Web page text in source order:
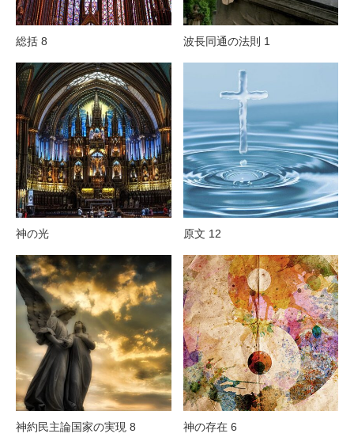
総括 8 波長同通の法則 1
神の光 原文 12
神約民主論国家の実現 8 神の存在 6